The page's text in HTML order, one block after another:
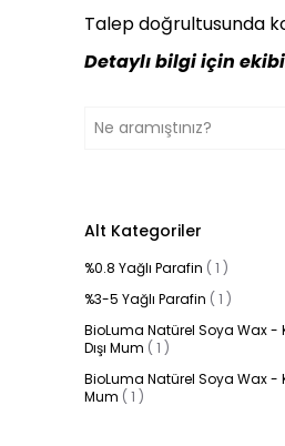
Talep doğrultusunda
Detaylı bilgi için
Alt Kategoriler
%0.8 Yağlı Parafin ( 1 )
%3-5 Yağlı Parafin ( 1 )
BioLuma Natürel Soya Wax -
Dışı Mum ( 1 )
BioLuma Natürel Soya Wax -
Mum ( 1 )